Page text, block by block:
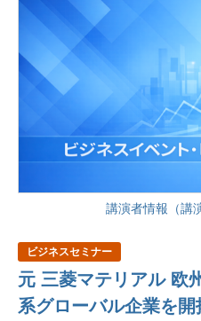
講演者情報（講
ビジネスセミナー
元 三菱マテリアル 欧
系グローバル企業を